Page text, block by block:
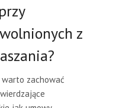
z
zachować